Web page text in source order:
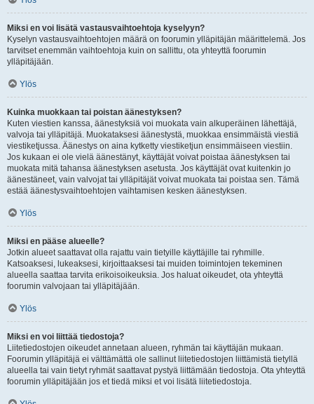
Miksi en voi lisätä vastausvaihtoehtoja kyselyyn?
Kyselyn vastausvaihtoehtojen määrä on foorumin ylläpitäjän määrittelemä. Jos
tarvitset enemmän vaihtoehtoja kuin on sallittu, ota yhteyttä foorumin
ylläpitäjään.
Ylös
Kuinka muokkaan tai poistan äänestyksen?
Kuten viestien kanssa, äänestyksiä voi muokata vain alkuperäinen lähettäjä,
valvoja tai ylläpitäjä. Muokataksesi äänestystä, muokkaa ensimmäistä viestiä
viestiketjussa. Äänestys on aina kytketty viestiketjun ensimmäiseen viestiin.
Jos kukaan ei ole vielä äänestänyt, käyttäjät voivat poistaa äänestyksen tai
muokata mitä tahansa äänestyksen asetusta. Jos käyttäjät ovat kuitenkin jo
äänestäneet, vain valvojat tai ylläpitäjät voivat muokata tai poistaa sen. Tämä
estää äänestysvaihtoehtojen vaihtamisen kesken äänestyksen.
Ylös
Miksi en pääse alueelle?
Jotkin alueet saattavat olla rajattu vain tietyille käyttäjille tai ryhmille.
Katsoaksesi, lukeaksesi, kirjoittaaksesi tai muiden toimintojen tekeminen
alueella saattaa tarvita erikoisoikeuksia. Jos haluat oikeudet, ota yhteyttä
foorumin valvojaan tai ylläpitäjään.
Ylös
Miksi en voi liittää tiedostoja?
Liitetiedostojen oikeudet annetaan alueen, ryhmän tai käyttäjän mukaan.
Foorumin ylläpitäjä ei välttämättä ole sallinut liitetiedostojen liittämistä tietyllä
alueella tai vain tietyt ryhmät saattavat pystyä liittämään tiedostoja. Ota yhteyttä
foorumin ylläpitäjään jos et tiedä miksi et voi lisätä liitetiedostoja.